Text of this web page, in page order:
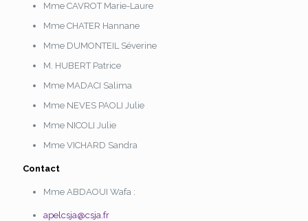
Mme CAVROT Marie-Laure
Mme CHATER Hannane
Mme DUMONTEIL Séverine
M. HUBERT Patrice
Mme MADACI Salima
Mme NEVES PAOLI Julie
Mme NICOLI Julie
Mme VICHARD Sandra
Contact
Mme ABDAOUI Wafa :
apelcsja@csja.fr